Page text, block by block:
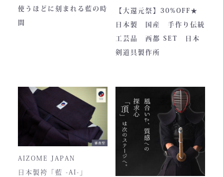
ハンドルの高さ：22cm
■仕様
ファスナー部分にはYKK製
を使用しております。
入荷時期やロットにより、
ファスナーのデザイン・仕
使うほどに刻まれる藍の時
間
のPRやふるさと納税のた
めに作られました。しかし
全国の販売店様の強い意向
で卸販売を開始すると瞬く
トが町のPRとふるさと納
税ということもあり、高品
質低価格をできるだけ再現
しております。特に籠手は
使いやすいと評判です。
【大還元祭】30%OFF★
日本製 国産 手作り伝統
工芸品 西都 SET 日本
剣道具製作所
AIZOME JAPAN
日本製袴「藍 -AI-」